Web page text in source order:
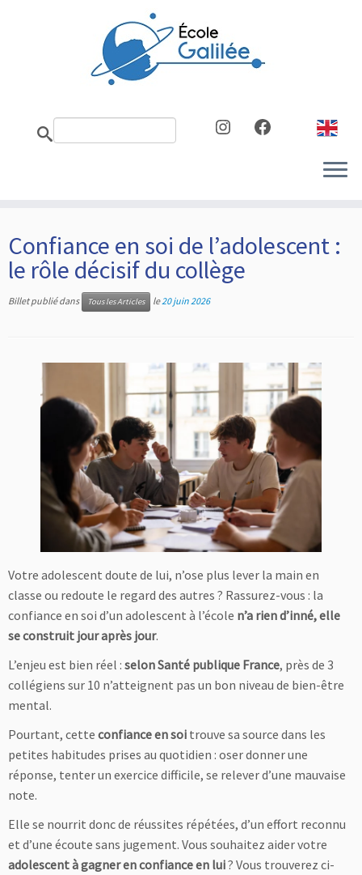
Facebook
Instagram
Confiance en soi de l’adolescent :
le rôle décisif du collège
Billet publié dans Tous les Articles le20 juin 2026
Votre adolescent doute de lui, n’ose plus lever la main en
classe ou redoute le regard des autres ? Rassurez-vous : la
confiance en soi d’un adolescent à l’école n’a rien d’inné, elle
se construit jour après jour.
L’enjeu est bien réel : selon Santé publique France, près de 3
collégiens sur 10 n’atteignent pas un bon niveau de bien-être
mental.
Pourtant, cette confiance en soi trouve sa source dans les
petites habitudes prises au quotidien : oser donner une
réponse, tenter un exercice difficile, se relever d’une mauvaise
note.
Elle se nourrit donc de réussites répétées, d’un effort reconnu
et d’une écoute sans jugement. Vous souhaitez aider votre
adolescent à gagner en confiance en lui? Vous trouverez ci-